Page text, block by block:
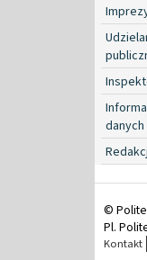
©
Pl.
Kontakt